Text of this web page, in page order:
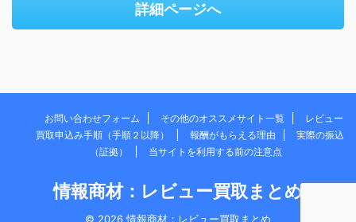
詳細ページへ
お問い合わせフォーム その他のオススメサイト一覧
レビュー
買取申込み手順（手順２以降）
報酬がもらえる理由
実際の振込
（証拠）
当サイトを利用する前の注意点
情報商材：レビュー買取まとめ
© 2026 情報商材：レビュー買取まとめ